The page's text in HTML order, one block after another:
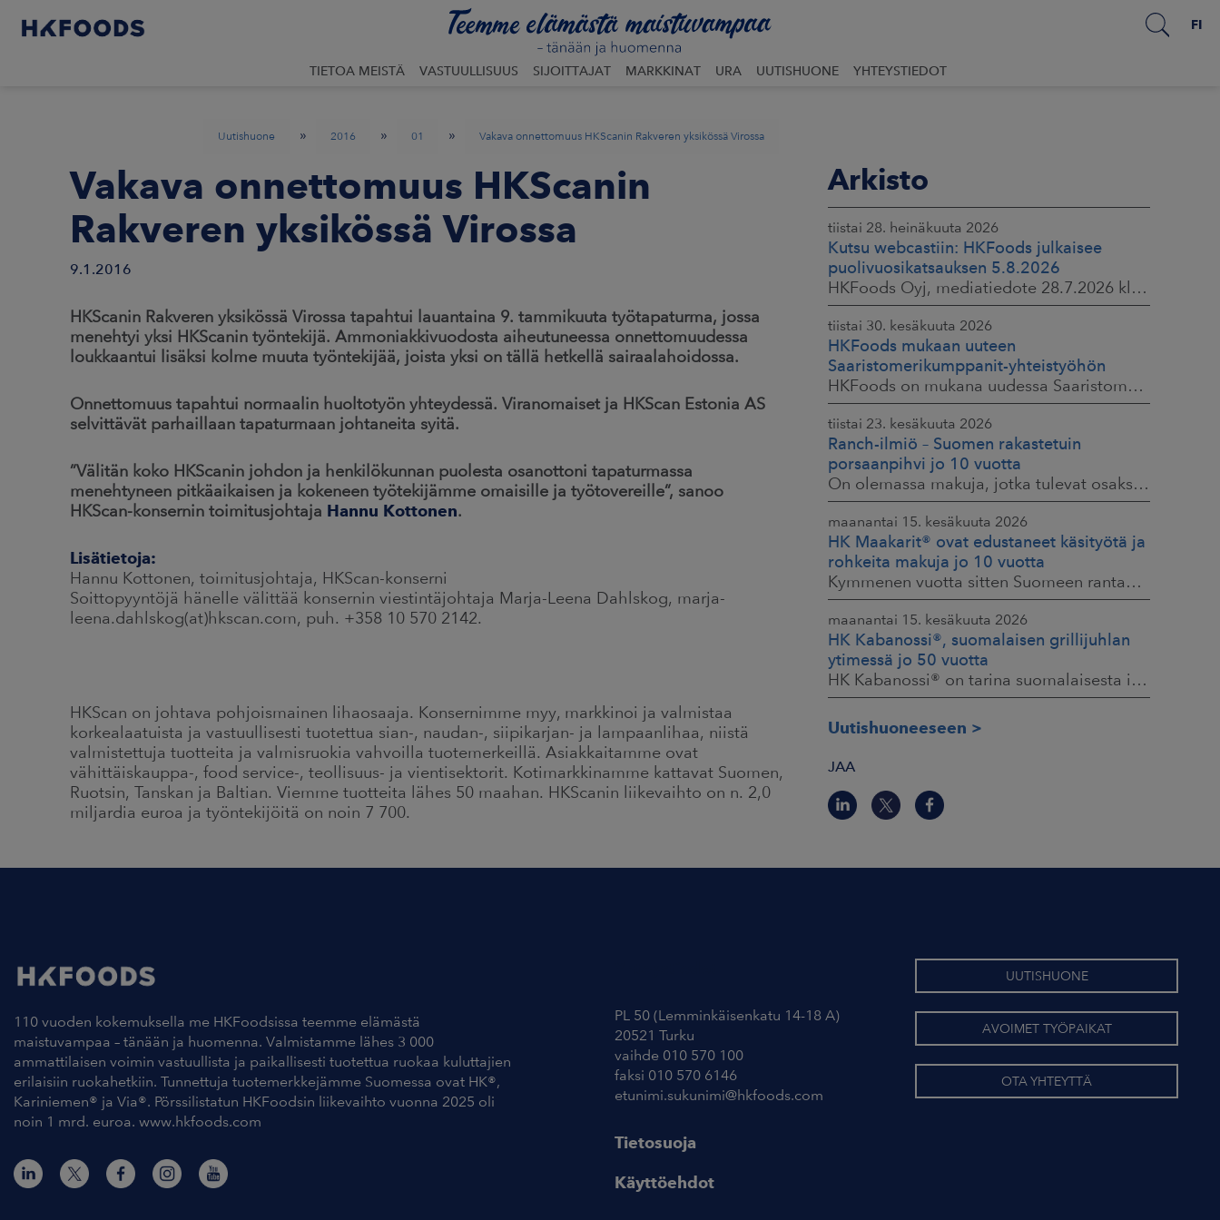
FI
TIETOA MEISTÄ VASTUULLISUUS SIJOITTAJAT MARKKINAT URA UUTISHUONE YHTEYSTIEDOT
Uutishuone » 2016 » 01 » Vakava onnettomuus HKScanin Rakveren yksikössä Virossa
Vakava onnettomuus HKScanin
Rakveren yksikössä Virossa
9.1.2016
HKScanin Rakveren yksikössä Virossa tapahtui lauantaina 9. tammikuuta työtapaturma, jossa
menehtyi yksi HKScanin työntekijä. Ammoniakkivuodosta aiheutuneessa onnettomuudessa
loukkaantui lisäksi kolme muuta työntekijää, joista yksi on tällä hetkellä sairaalahoidossa.
Onnettomuus tapahtui normaalin huoltotyön yhteydessä. Viranomaiset ja HKScan Estonia AS
selvittävät parhaillaan tapaturmaan johtaneita syitä.
”Välitän koko HKScanin johdon ja henkilökunnan puolesta osanottoni tapaturmassa
menehtyneen pitkäaikaisen ja kokeneen työtekijämme omaisille ja työtovereille”, sanoo
HKScan-konsernin toimitusjohtaja Hannu Kottonen.
Lisätietoja:
Hannu Kottonen, toimitusjohtaja, HKScan-konserni
Soittopyyntöjä hänelle välittää konsernin viestintäjohtaja Marja-Leena Dahlskog, marja-
leena.dahlskog(at)hkscan.com, puh. +358 10 570 2142.
HKScan on johtava pohjoismainen lihaosaaja. Konsernimme myy, markkinoi ja valmistaa
korkealaatuista ja vastuullisesti tuotettua sian-, naudan-, siipikarjan- ja lampaanlihaa, niistä
valmistettuja tuotteita ja valmisruokia vahvoilla tuotemerkeillä. Asiakkaitamme ovat
vähittäiskauppa-, food service-, teollisuus- ja vientisektorit. Kotimarkkinamme kattavat Suomen,
Ruotsin, Tanskan ja Baltian. Viemme tuotteita lähes 50 maahan. HKScanin liikevaihto on n. 2,0
miljardia euroa ja työntekijöitä on noin 7 700.
Arkisto
tiistai 28. heinäkuuta 2026
Kutsu webcastiin: HKFoods julkaisee
puolivuosikatsauksen 5.8.2026
HKFoods Oyj, mediatiedote 28.7.2026 klo 14.00
tiistai 30. kesäkuuta 2026
HKFoods mukaan uuteen
Saaristomerikumppanit-yhteistyöhön
HKFoods on mukana uudessa Saaristomerikumppanit-hankkeessa, joka kokoaa yhteen elintarviketeollisuuden, kaupan, maataloustuottajat ja asiantuntijat. Tavoitteena
tiistai 23. kesäkuuta 2026
Ranch-ilmiö – Suomen rakastetuin
porsaanpihvi jo 10 vuotta
On olemassa makuja, jotka tulevat osaksi yhteisiä ruokahetkiä ja -muistoja. HK® Viljaporsaan fileepihvi Ranch on juuri sellainen. Klassikko, joka on hallinnut
maanantai 15. kesäkuuta 2026
HK Maakarit® ovat edustaneet käsityötä ja
rohkeita makuja jo 10 vuotta
Kymmenen vuotta sitten Suomeen rantautui uusi ilmiö: artesaanihenkisyys. Pienpanimoiden ja käsityöläistuotteiden nostaessa päätään HKFoodsilla tunnistettiin,
maanantai 15. kesäkuuta 2026
HK Kabanossi®, suomalaisen grillijuhlan
ytimessä jo 50 vuotta
HK Kabanossi® on tarina suomalaisesta intohimosta, innovaatiosta ja yhteisistä hetkistä grillin äärellä. Se on legenda, joka ei alkanut suurista strategioista,
Uutishuoneeseen
JAA
110 vuoden kokemuksella me HKFoodsissa teemme elämästä
maistuvampaa – tänään ja huomenna. Valmistamme lähes 3 000
ammattilaisen voimin vastuullista ja paikallisesti tuotettua ruokaa kuluttajien
erilaisiin ruokahetkiin. Tunnettuja tuotemerkkejämme Suomessa ovat HK®,
Kariniemen® ja Via®. Pörssilistatun HKFoodsin liikevaihto vuonna 2025 oli
noin 1 mrd. euroa. www.hkfoods.com
PL 50 (Lemminkäisenkatu 14-18 A)
20521 Turku
vaihde 010 570 100
faksi 010 570 6146
etunimi.sukunimi@hkfoods.com
Tietosuoja
Käyttöehdot
UUTISHUONE
AVOIMET TYÖPAIKAT
OTA YHTEYTTÄ